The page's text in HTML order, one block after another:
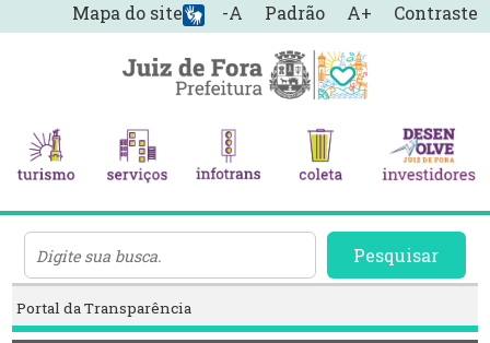
-A Padrão A+ Contraste
Mapa do site
Pesquisar
Portal da Transparência